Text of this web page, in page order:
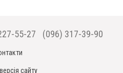
55-27 (096) 317-39-90
сайту